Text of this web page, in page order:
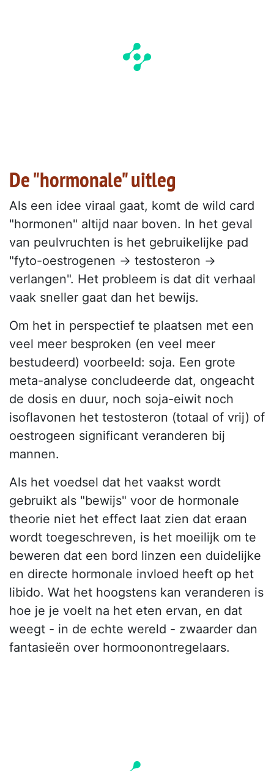
De "hormonale" uitleg
Als een idee viraal gaat, komt de wild card
"hormonen" altijd naar boven. In het geval
van peulvruchten is het gebruikelijke pad
"fyto-oestrogenen → testosteron →
verlangen". Het probleem is dat dit verhaal
vaak sneller gaat dan het bewijs.
Om het in perspectief te plaatsen met een
veel meer besproken (en veel meer
bestudeerd) voorbeeld: soja. Een grote
meta-analyse concludeerde dat, ongeacht
de dosis en duur, noch soja-eiwit noch
isoflavonen het testosteron (totaal of vrij) of
oestrogeen significant veranderen bij
mannen.
Als het voedsel dat het vaakst wordt
gebruikt als "bewijs" voor de hormonale
theorie niet het effect laat zien dat eraan
wordt toegeschreven, is het moeilijk om te
beweren dat een bord linzen een duidelijke
en directe hormonale invloed heeft op het
libido. Wat het hoogstens kan veranderen is
hoe je je voelt na het eten ervan, en dat
weegt - in de echte wereld - zwaarder dan
fantasieën over hormoonontregelaars.